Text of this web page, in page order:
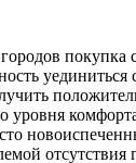
покупка
уровня
отсутствия